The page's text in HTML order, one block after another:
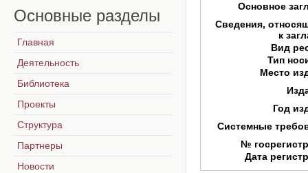
Основное
Сведения,
к
Вид
Тип
Место
Год
Системные
№
Дата
Основные разделы
Главная
Деятельность
Библиотека
Проекты
Структура
Партнеры
Новости